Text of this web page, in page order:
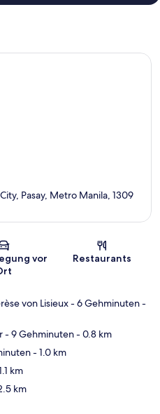
Karte
Pasay, Metro Manila, 1309
vor
Restaurants
von Lisieux- 6 Gehminuten-
- 9 Gehminuten- 0.8 km
- 1.0 km
km
km